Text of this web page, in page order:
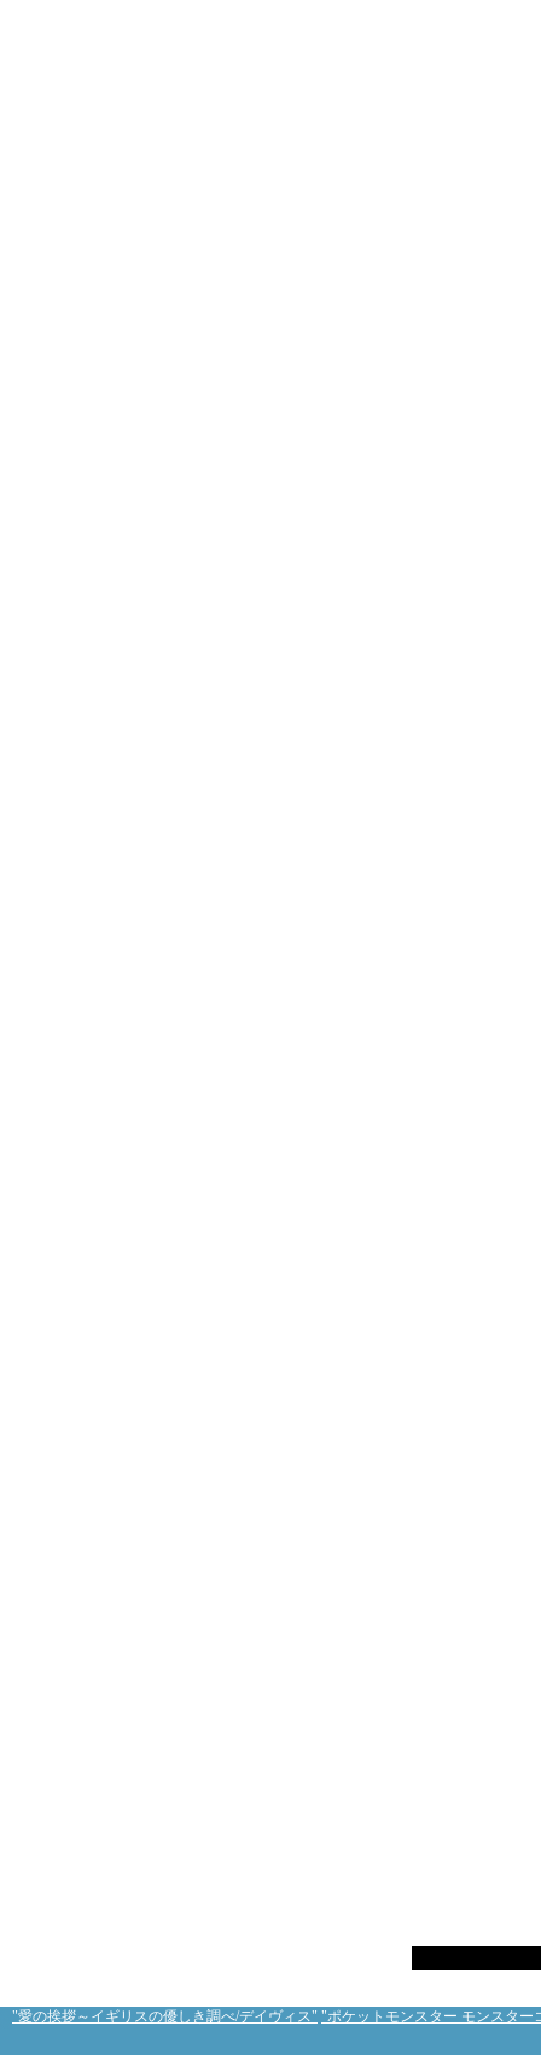
"愛の挨拶～イギリスの優しき調べ/デイヴィス" "ポケットモンスター モンスター